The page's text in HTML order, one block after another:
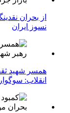
نسوز ایران
همسر شهید
انقلاب: